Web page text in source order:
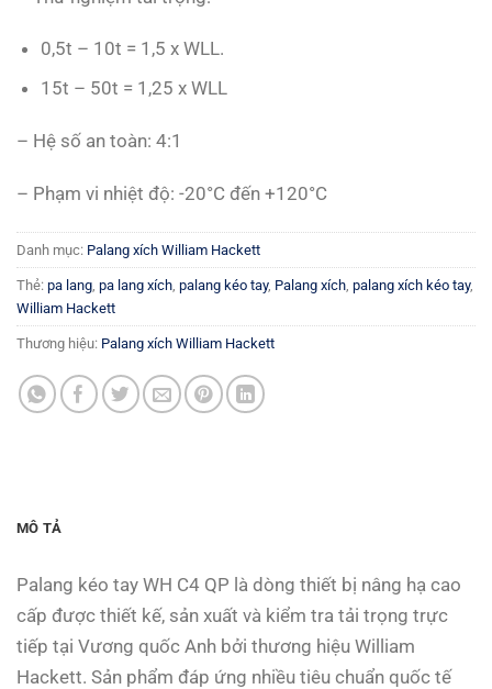
0,5t – 10t = 1,5 x WLL.
15t – 50t = 1,25 x WLL
– Hệ số an toàn: 4:1
– Phạm vi nhiệt độ: -20°C đến +120°C
Danh mục: Palang xích William Hackett
Thẻ: pa lang pa lang xích palang kéo tay, Palang xích palang xích kéo tay,
William Hackett
Thương hiệu: Palang xích William Hackett
MÔ TẢ
Palang kéo tay WH C4 QP là dòng thiết bị nâng hạ cao
cấp được thiết kế, sản xuất và kiểm tra tải trọng trực
tiếp tại Vương quốc Anh bởi thương hiệu William
Hackett. Sản phẩm đáp ứng nhiều tiêu chuẩn quốc tế